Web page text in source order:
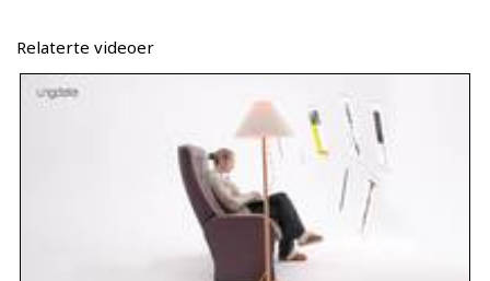
Relaterte videoer